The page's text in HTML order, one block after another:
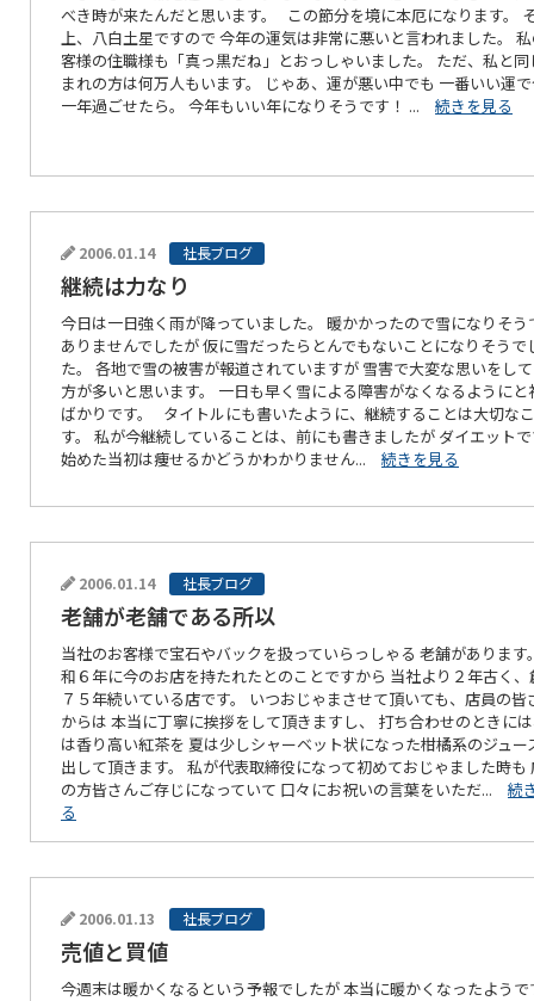
べき時が来たんだと思います。 この節分を境に本厄になります。
上、八白土星ですので 今年の運気は非常に悪いと言われました。
客様の住職様も「真っ黒だね」とおっしゃいました。 ただ、私と同
まれの方は何万人もいます。 じゃあ、運が悪い中でも 一番いい運
一年過ごせたら。 今年もいい年になりそうです！ ... 続きを見る
2006.01.14 社長ブログ
継続は力なり
今日は一日強く雨が降っていました。 暖かかったので雪になりそう
ありませんでしたが 仮に雪だったらとんでもないことになりそうで
た。 各地で雪の被害が報道されていますが 雪害で大変な思いをし
方が多いと思います。 一日も早く雪による障害がなくなるようにと
ばかりです。 タイトルにも書いたように、継続することは大切な
す。 私が今継続していることは、前にも書きましたが ダイエット
始めた当初は痩せるかどうかわかりません... 続きを見る
2006.01.14 社長ブログ
老舗が老舗である所以
当社のお客様で宝石やバックを扱っていらっしゃる 老舗があります
和６年に今のお店を持たれたとのことですから 当社より２年古く、
７５年続いている店です。 いつおじゃまさせて頂いても、店員の皆
からは 本当に丁寧に挨拶をして頂きますし、 打ち合わせのときに
は香り高い紅茶を 夏は少しシャーベット状になった柑橘系のジュー
出して頂きます。 私が代表取締役になって初めておじゃました時も
の方皆さんご存じになっていて 口々にお祝いの言葉をいただ... 続
る
2006.01.13 社長ブログ
売値と買値
今週末は暖かくなるという予報でしたが 本当に暖かくなったようで